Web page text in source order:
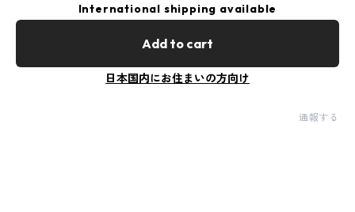
International shipping available
Add to cart
日本国内にお住まいの方向け
通報する